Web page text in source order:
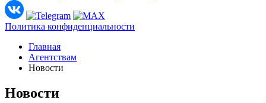
Политика конфиденциальности
Главная
Агентствам
Новости
Новости